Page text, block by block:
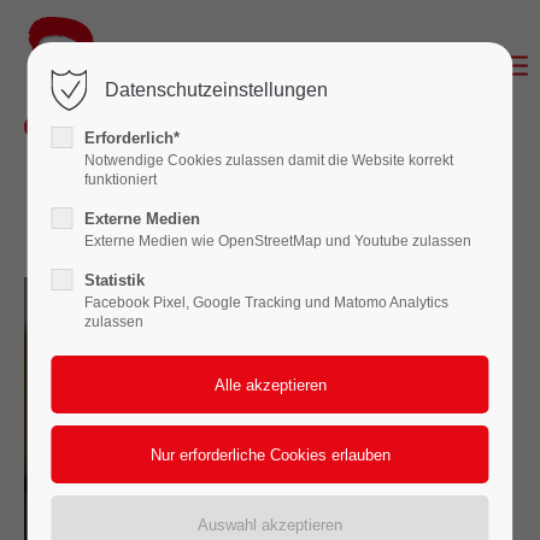
Login
Benutzername
Passwort
Lorem ipsum dolor sit amet:
30.06.2025 16:00
Datenschutzeinstellungen
Erforderlich*
Notwendige Cookies zulassen damit die Website korrekt
funktioniert
Externe Medien
Externe Medien wie OpenStreetMap und Youtube zulassen
Statistik
Facebook Pixel, Google Tracking und Matomo Analytics
zulassen